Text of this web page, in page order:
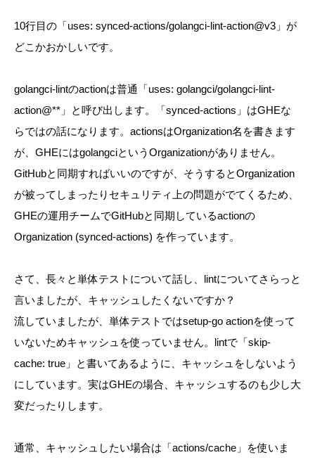
10行目の「uses: synced-actions/golangci-lint-action@v3」が
どこかおかしいです。
golangci-lintのactionは普通「uses: golangci/golangci-lint-
action@**」と呼び出します。「synced-actions」はGHEな
らではの話になります。actionsはOrganization名を書きます
が、GHEにはgolangciというOrganizationがありません。
GitHubと同期すればいいのですが、そうするとOrganization
が被ってしまったりセキュリティ上の問題がでてくるため、
GHEの運用チームでGitHubと同期しているactionの
Organization (synced-actions) を作っています。
さて、長々と単体テストについて話し、lintについてさらっと
言いましたが、キャッシュしたくないですか？
流していましたが、単体テストではsetup-go actionを使って
いないためキャッシュを使っていません。lintで「skip-
cache: true」と書いてあるように、キャッシュをしないよう
にしています。実はGHEの場合、キャッシュするのも少し大
変だったりします。
通常、キャッシュしたい場合は「actions/cache」を使いま